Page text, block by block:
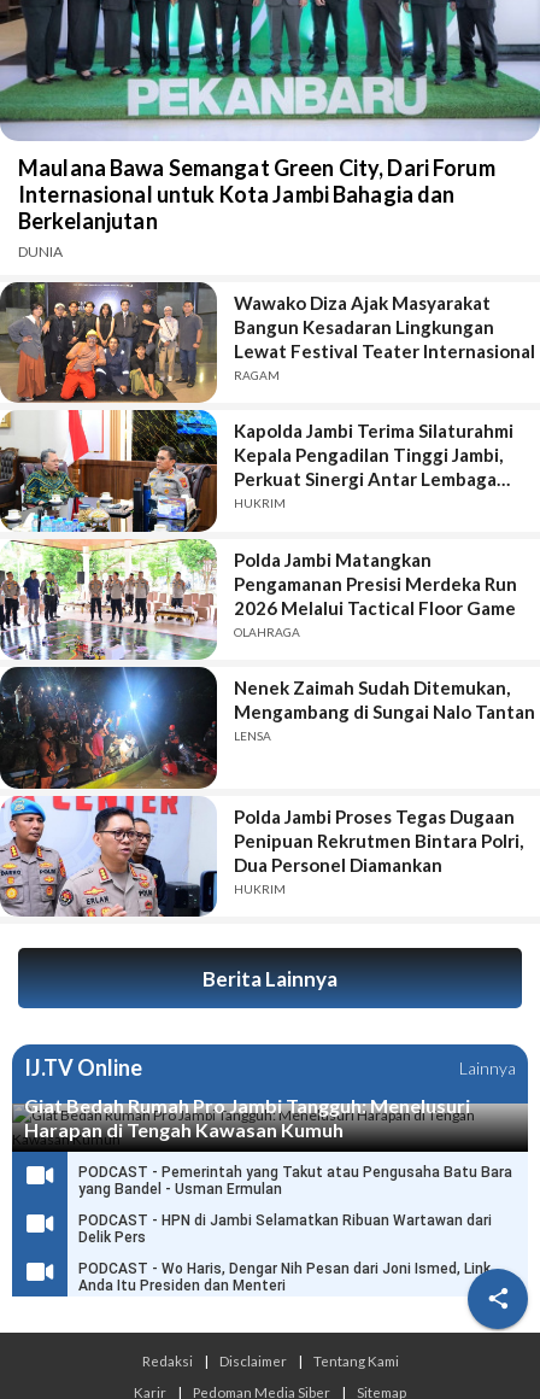

Maulana Bawa Semangat Green City, Dari Forum
Internasional untuk Kota Jambi Bahagia dan
Berkelanjutan
DUNIA
Wawako Diza Ajak Masyarakat
Bangun Kesadaran Lingkungan
Lewat Festival Teater Internasional
RAGAM
Kapolda Jambi Terima Silaturahmi
Kepala Pengadilan Tinggi Jambi,
Perkuat Sinergi Antar Lembaga
Penegak Hukum
HUKRIM
Polda Jambi Matangkan
Pengamanan Presisi Merdeka Run
2026 Melalui Tactical Floor Game
OLAHRAGA
Nenek Zaimah Sudah Ditemukan,
Mengambang di Sungai Nalo Tantan
LENSA
Polda Jambi Proses Tegas Dugaan
Penipuan Rekrutmen Bintara Polri,
Dua Personel Diamankan
HUKRIM
Berita Lainnya
IJ.TV Online Lainnya
Giat Bedah Rumah Pro Jambi Tangguh: Menelusuri
Harapan di Tengah Kawasan Kumuh
PODCAST - Pemerintah yang Takut atau Pengusaha Batu Bara
yang Bandel - Usman Ermulan
PODCAST - HPN di Jambi Selamatkan Ribuan Wartawan dari
Delik Pers
PODCAST - Wo Haris, Dengar Nih Pesan dari Joni Ismed, Link
Anda Itu Presiden dan Menteri
Redaksi | Disclaimer |
Tentang Kami
Karir
| Pedoman Media Siber | Sitemap